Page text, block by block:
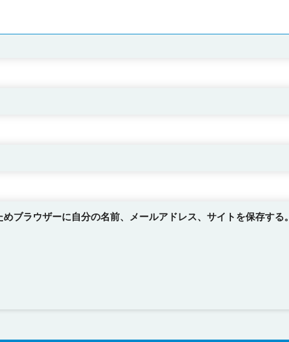
ブラウザーに自分の名前、メールアドレス、サイトを保存する。